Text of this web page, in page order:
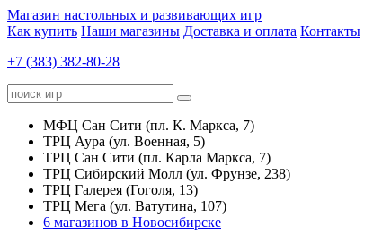
Магазин настольных и развивающих игр
Как купить Наши магазины Доставка и оплата Контакты
+7 (383) 382-80-28
МФЦ Сан Сити (пл. К. Маркса, 7)
ТРЦ Аура (ул. Военная, 5)
ТРЦ Сан Сити (пл. Карла Маркса, 7)
ТРЦ Сибирский Молл (ул. Фрунзе, 238)
ТРЦ Галерея (Гоголя, 13)
ТРЦ Мега (ул. Ватутина, 107)
6 магазинов в Новосибирске